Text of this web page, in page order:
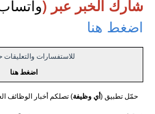
شارك الخبر عبر (
اضغط هنا
للاستفسارات والتعليقات
اضغط هنا
حمّل تطبيق ( أي وظيفة) تصلكم أخبار الوظائف